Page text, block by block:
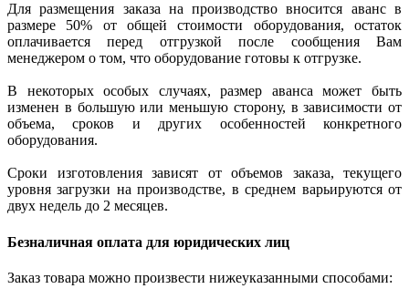
Для размещения заказа на производство вносится аванс в
размере 50% от общей стоимости оборудования, остаток
оплачивается перед отгрузкой после сообщения Вам
менеджером о том, что оборудование готовы к отгрузке.
В некоторых особых случаях, размер аванса может быть
изменен в большую или меньшую сторону, в зависимости от
объема, сроков и других особенностей конкретного
оборудования.
Сроки изготовления зависят от объемов заказа, текущего
уровня загрузки на производстве, в среднем варьируются от
двух недель до 2 месяцев.
Безналичная оплата для юридических лиц
Заказ товара можно произвести нижеуказанными способами: